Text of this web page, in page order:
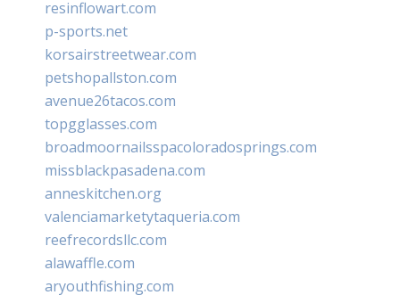
resinflowart.com
p-sports.net
korsairstreetwear.com
petshopallston.com
avenue26tacos.com
topgglasses.com
broadmoornailsspacoloradosprings.com
missblackpasadena.com
anneskitchen.org
valenciamarketytaqueria.com
reefrecordsllc.com
alawaffle.com
aryouthfishing.com